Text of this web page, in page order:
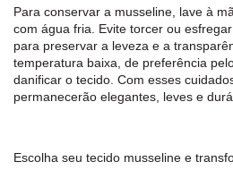
Para conservar a musseline , lave à
com água fria. Evite torcer ou
para preservar a leveza e a
temperatura baixa, de preferência
danificar o tecido . Com esses
permanecerão elegantes, leves e
Escolha seu tecido musseline e